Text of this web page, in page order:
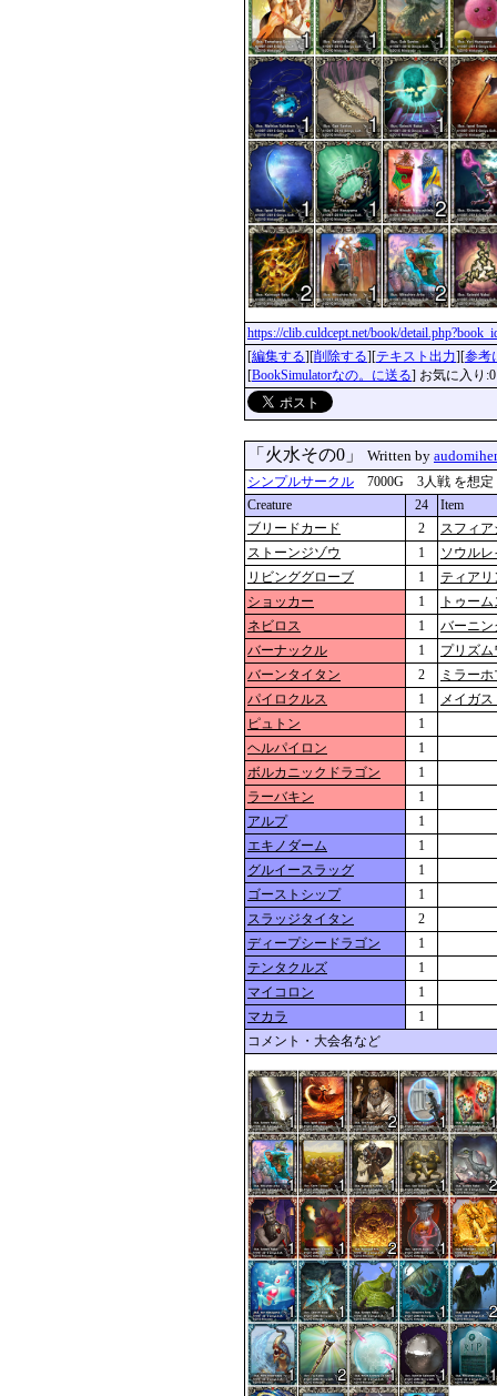
https://clib.culdcept.net/book/
[編集する][削除する][テキスト出力][参考
[BookSimulatorなの。に送る] お気に入り:0
「火水その0」 Written by
シンプルサークル 7000G 3人戦 を想定
Creature
24
Item
ブリードカード
2
スフィ
ストーンジゾウ
1
ソウルレ
リビンググローブ
1
ティアリ
ショッカー
1
トゥー
ネビロス
1
バーニン
バーナックル
1
プリズ
バーンタイタン
2
ミラー
パイロクルス
1
メイガ
ピュトン
1
ヘルパイロン
1
ボルカニックドラゴン
1
ラーバキン
1
アルプ
1
エキノダーム
1
グルイースラッグ
1
ゴーストシップ
1
スラッジタイタン
2
ディープシードラゴン
1
テンタクルズ
1
マイコロン
1
マカラ
1
コメント・大会名など